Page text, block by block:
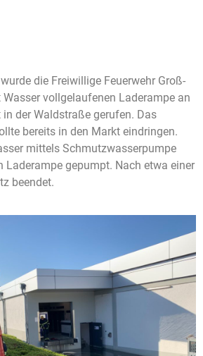
die Freiwillige Feuerwehr Groß-
vollgelaufenen Laderampe an
der Waldstraße gerufen. Das
bereits in den Markt eindringen.
mittels Schmutzwasserpumpe
Laderampe gepumpt. Nach etwa einer
beendet.